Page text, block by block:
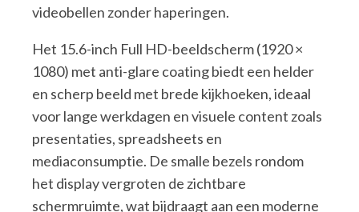
videobellen zonder haperingen.
Het 15.6-inch Full HD-beeldscherm (1920 ×
1080) met anti-glare coating biedt een helder
en scherp beeld met brede kijkhoeken, ideaal
voor lange werkdagen en visuele content zoals
presentaties, spreadsheets en
mediaconsumptie. De smalle bezels rondom
het display vergroten de zichtbare
schermruimte, wat bijdraagt aan een moderne